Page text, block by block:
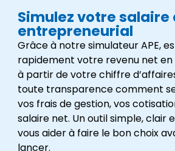
Simulez votre
entrepreneurial
Grâce à notre simulateur APE,
rapidement votre revenu net
à partir de votre chiffre
toute transparence comment
vos frais de gestion, vos
salaire net. Un outil simple, clair
vous aider à faire le bon choix
lancer.